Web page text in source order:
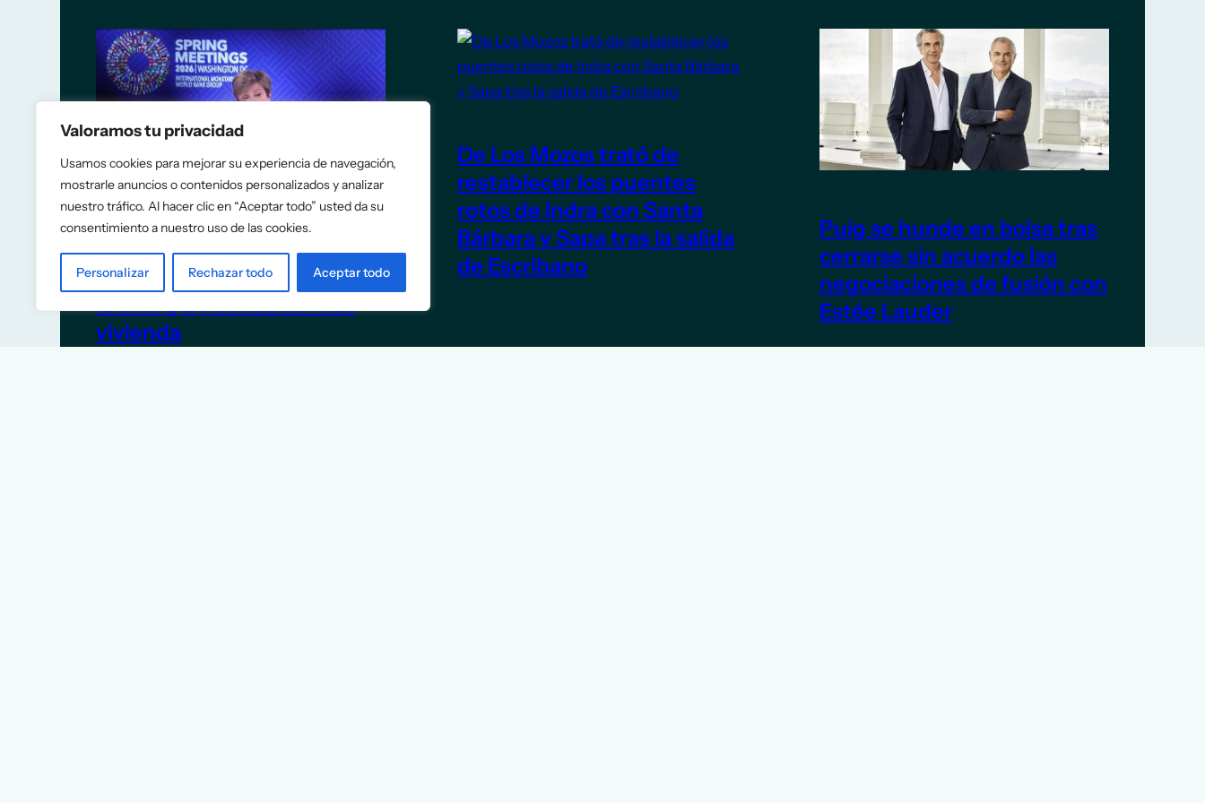
Valoramos tu privacidad
Usamos cookies para mejorar su experiencia de navegación,
mostrarle anuncios o contenidos personalizados y analizar
nuestro tráfico. Al hacer clic en “Aceptar todo” usted da su
consentimiento a nuestro uso de las cookies.
Personalizar Rechazar todo Aceptar todo
El FMI recomienda a España
eliminar las rebajas fiscales a
vivienda
De Los Mozos trató de
restablecer los puentes
rotos de Indra con Santa
Bárbara y Sapa tras la salida
de Escribano
Puig se hunde en bolsa tras
cerrarse sin acuerdo las
negociaciones de fusión con
Estée Lauder